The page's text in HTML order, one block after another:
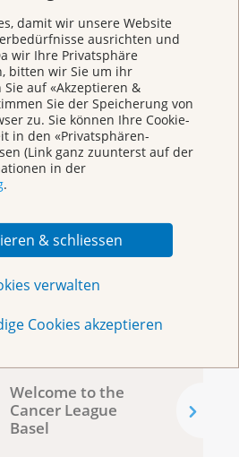
damit wir unsere Website
ausrichten und
wir Ihre Privatsphäre
bitten wir Sie um ihr
auf «Akzeptieren &
Sie der Speicherung von
zu. Sie können Ihre Cookie-
in den «Privatsphären-
(Link ganz zuunterst auf der
in der
.
& schliessen
verwalten
Cookies akzeptieren
Verfahren sinnvoll sein,
noch in einem sehr frühen
der befallene Teil des
Bei weiter
muss die Gebärmutter
Das bedeutet, dass die
Kinder mehr bekommen kann.
oder eine Chemotherapie.
Welcome to the
Cancer League
Basel